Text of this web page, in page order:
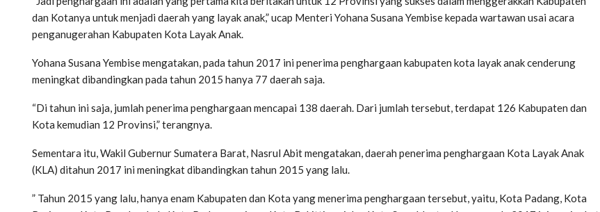
dan Kotanya untuk menjadi daerah yang layak anak,” ucap Menteri Yohana Susana Yembise kepada wartawan usai acara
penganugerahan Kabupaten Kota Layak Anak.
Yohana Susana Yembise mengatakan, pada tahun 2017 ini penerima penghargaan kabupaten kota layak anak cenderung
meningkat dibandingkan pada tahun 2015 hanya 77 daerah saja.
“Di tahun ini saja, jumlah penerima penghargaan mencapai 138 daerah. Dari jumlah tersebut, terdapat 126 Kabupaten dan
Kota kemudian 12 Provinsi,” terangnya.
Sementara itu, Wakil Gubernur Sumatera Barat, Nasrul Abit mengatakan, daerah penerima penghargaan Kota Layak Anak
(KLA) ditahun 2017 ini meningkat dibandingkan tahun 2015 yang lalu.
” Tahun 2015 yang lalu, hanya enam Kabupaten dan Kota yang menerima penghargaan tersebut, yaitu, Kota Padang, Kota